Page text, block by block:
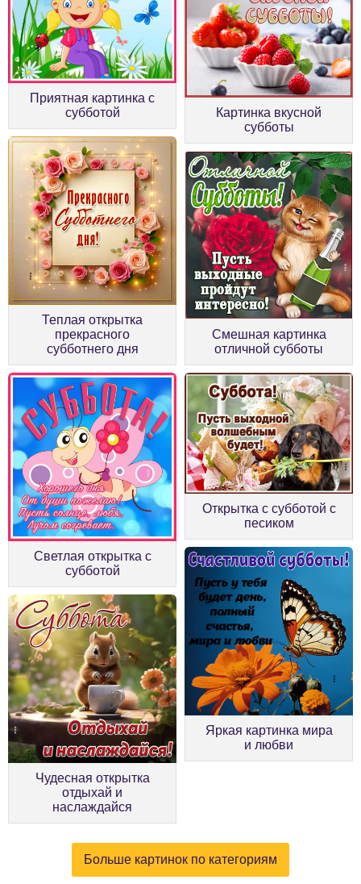
Приятная картинка с
субботой
Картинка вкусной
субботы
Теплая открытка
прекрасного
субботнего дня
Смешная картинка
отличной субботы
Светлая открытка с
субботой
Открытка с субботой с
песиком
Чудесная открытка
отдыхай и
наслаждайся
Яркая картинка мира
и любви
Больше картинок по категориям